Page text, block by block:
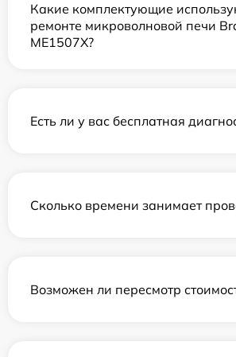
Какие комплектующие
ремонте микроволновой печи
ME1507X?
Есть ли у вас бесплатная
Сколько времени занимает
Возможен ли пересмотр